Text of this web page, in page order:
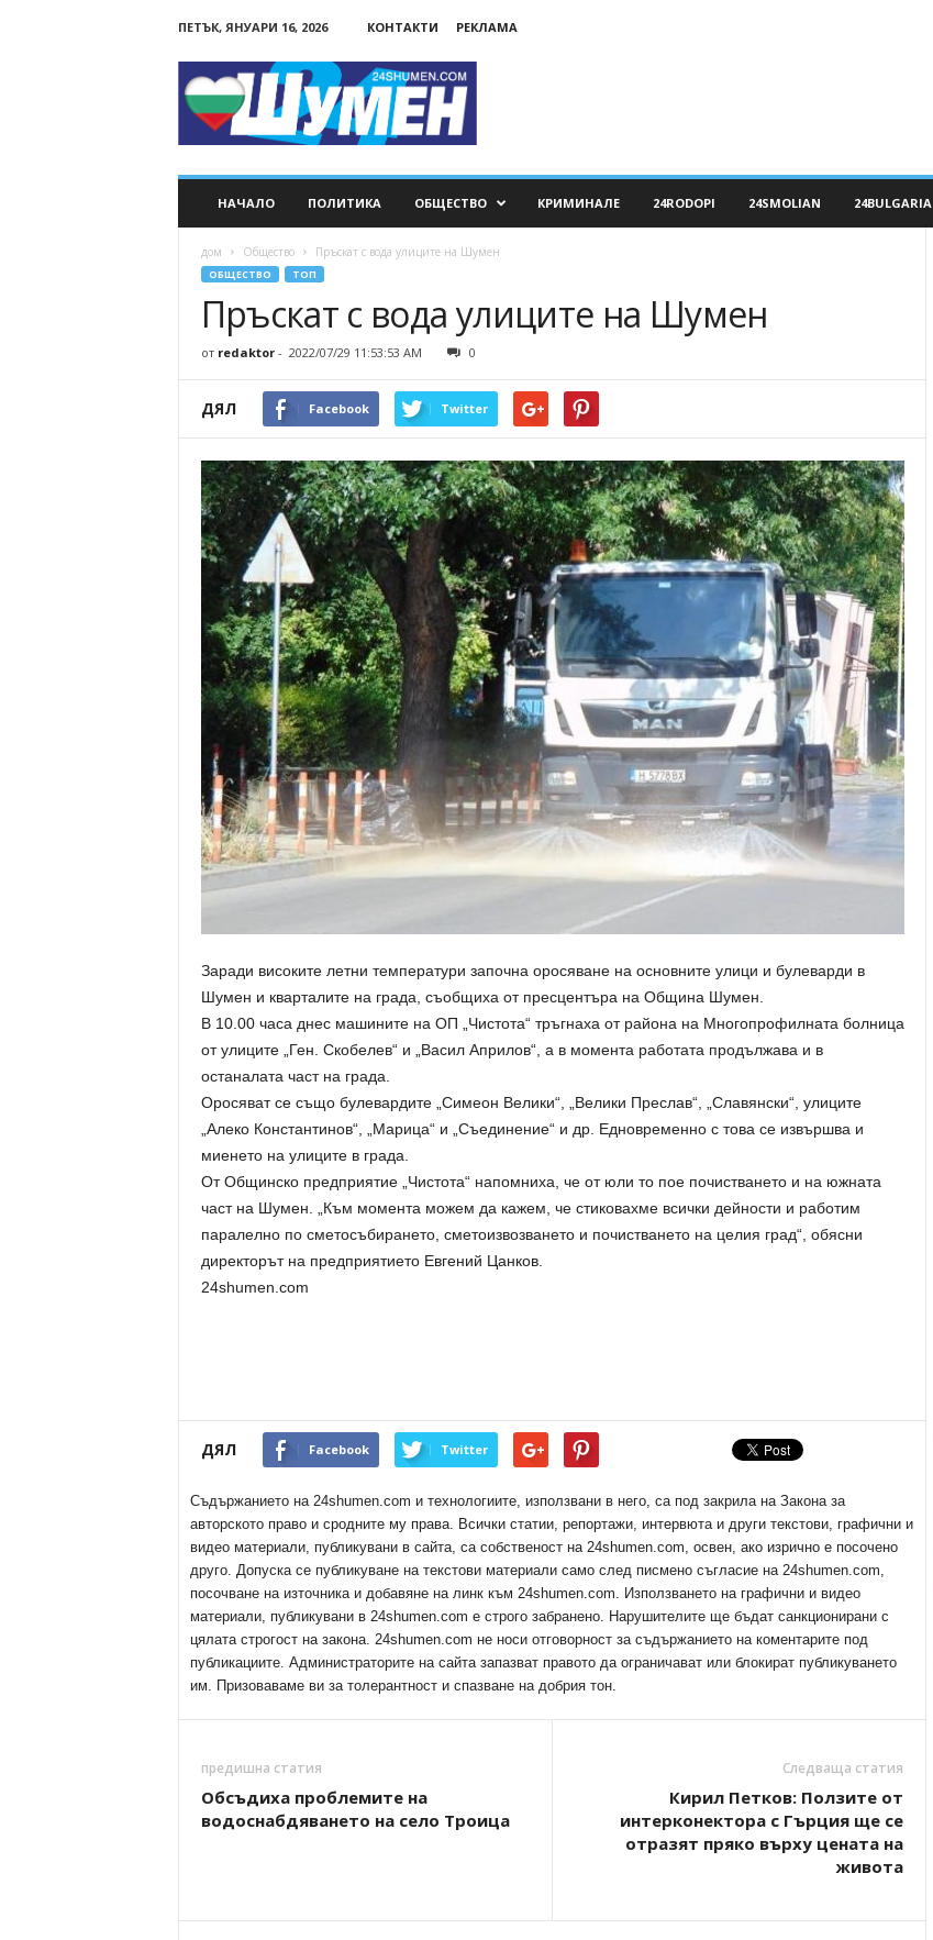
ПЕТЪК, ЯНУАРИ 16, 2026 КОНТАКТИ РЕКЛАМА
НАЧАЛО ПОЛИТИКА ОБЩЕСТВО КРИМИНАЛЕ 24RODOPI 24SMOLIAN 24BULGARIA
дом Общество Пръскат с вода улиците на Шумен
ОБЩЕСТВО ТОП
Пръскат с вода улиците на Шумен
от redaktor- 2022/07/29 11:53:53 AM 0
ДЯЛ Facebook Twitter
Заради високите летни температури започна оросяване на основните улици и булеварди в
Шумен и кварталите на града, съобщиха от пресцентъра на Община Шумен.
В 10.00 часа днес машините на ОП „Чистота“ тръгнаха от района на Многопрофилната болница
от улиците „Ген. Скобелев“ и „Васил Априлов“, а в момента работата продължава и в
останалата част на града.
Оросяват се също булевардите „Симеон Велики“, „Велики Преслав“, „Славянски“, улиците
„Алеко Константинов“, „Марица“ и „Съединение“ и др. Едновременно с това се извършва и
миенето на улиците в града.
От Общинско предприятие „Чистота“ напомниха, че от юли то пое почистването и на южната
част на Шумен. „Към момента можем да кажем, че стиковахме всички дейности и работим
паралелно по сметосъбирането, сметоизвозването и почистването на целия град“, обясни
директорът на предприятието Евгений Цанков.
24shumen.com
ДЯЛ Facebook Twitter
Съдържанието на 24shumen.com и технологиите, използвани в него, са под закрила на Закона за
авторското право и сродните му права. Всички статии, репортажи, интервюта и други текстови, графични и
видео материали, публикувани в сайта, са собственост на 24shumen.com, освен, ако изрично е посочено
друго. Допуска се публикуване на текстови материали само след писмено съгласие на 24shumen.com,
посочване на източника и добавяне на линк към 24shumen.com. Използването на графични и видео
материали, публикувани в 24shumen.com е строго забранено. Нарушителите ще бъдат санкционирани с
цялата строгост на закона. 24shumen.com не носи отговорност за съдържанието на коментарите под
публикациите. Администраторите на сайта запазват правото да ограничават или блокират публикуването
им. Призоваваме ви за толерантност и спазване на добрия тон.
предишна статия
Обсъдиха проблемите на
водоснабдяването на село Троица
Следваща статия
Кирил Петков: Ползите от
интерконектора с Гърция ще се
отразят пряко върху цената на
живота